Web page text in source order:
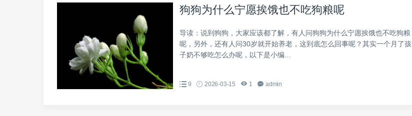
狗狗为什么宁愿挨饿也不吃狗粮呢
导读：说到狗狗，大家应该都了解，有人问狗狗为什么宁愿挨饿也不吃狗粮
呢，另外，还有人问30岁就开始养老，这到底怎么回事呢？其实一个月了孩
子奶不够吃怎么办呢，以下是小编...
9 2026-03-15 1 admin